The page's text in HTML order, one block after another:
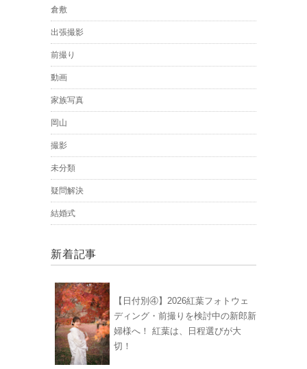
倉敷
出張撮影
前撮り
動画
家族写真
岡山
撮影
未分類
疑問解決
結婚式
新着記事
【日付別④】2026紅葉フォトウェ
ディング・前撮りを検討中の新郎新
婦様へ！ 紅葉は、日程選びが大
切！